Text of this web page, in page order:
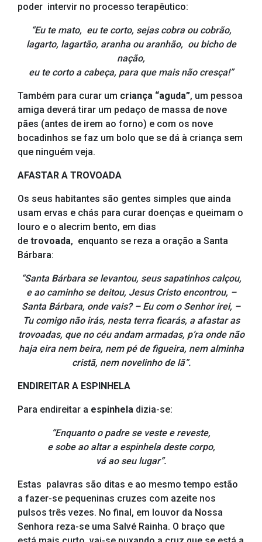
poder intervir no processo terapêutico:
“Eu te mato, eu te corto, sejas cobra ou cobrão,
lagarto, lagartão, aranha ou aranhão, ou bicho de
nação,
eu te corto a cabeça, para que mais não cresça!”
Também para curar um criança “aguda”, um pessoa
amiga deverá tirar um pedaço de massa de nove
pães (antes de irem ao forno) e com os nove
bocadinhos se faz um bolo que se dá à criança sem
que ninguém veja.
AFASTAR A TROVOADA
Os seus habitantes são gentes simples que ainda
usam ervas e chás para curar doenças e queimam o
louro e o alecrim bento, em dias
de trovoada, enquanto se reza a oração a Santa
Bárbara:
“Santa Bárbara se levantou, seus sapatinhos calçou,
e ao caminho se deitou, Jesus Cristo encontrou, –
Santa Bárbara, onde vais? – Eu com o Senhor irei, –
Tu comigo não irás, nesta terra ficarás, a afastar as
trovoadas, que no céu andam armadas, p’ra onde não
haja eira nem beira, nem pé de figueira, nem alminha
cristã, nem novelinho de lã”.
ENDIREITAR A ESPINHELA
Para endireitar a espinhela dizia-se:
“Enquanto o padre se veste e reveste,
e sobe ao altar a espinhela deste corpo,
vá ao seu lugar”.
Estas palavras são ditas e ao mesmo tempo estão
a fazer-se pequeninas cruzes com azeite nos
pulsos três vezes. No final, em louvor da Nossa
Senhora reza-se uma Salvé Rainha. O braço que